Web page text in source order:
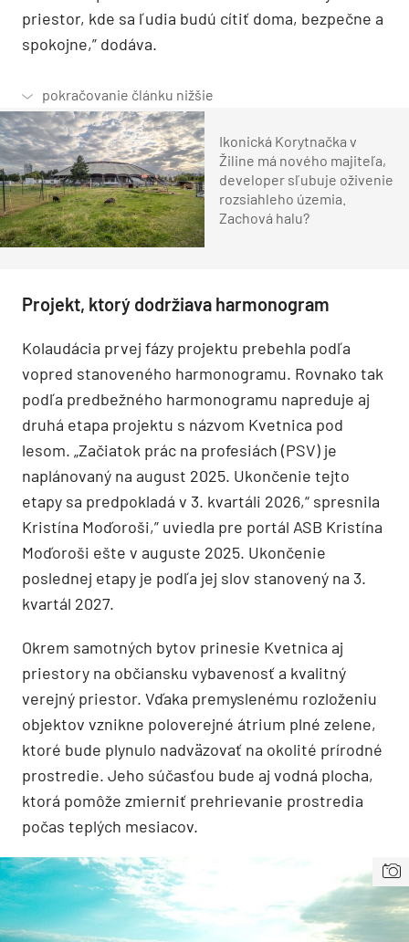
priestor, kde sa ľudia budú cítiť doma, bezpečne a
spokojne,” dodáva.
Ikonická Korytnačka v
Žiline má nového majiteľa,
developer sľubuje oživenie
rozsiahleho územia.
Zachová halu?
Projekt, ktorý dodržiava harmonogram
Kolaudácia prvej fázy projektu prebehla podľa
vopred stanoveného harmonogramu. Rovnako tak
podľa predbežného harmonogramu napreduje aj
druhá etapa projektu s názvom Kvetnica pod
lesom. „Začiatok prác na profesiách (PSV) je
naplánovaný na august 2025. Ukončenie tejto
etapy sa predpokladá v 3. kvartáli 2026,“ spresnila
Kristína Moďoroši,” uviedla pre portál ASB Kristína
Moďoroši ešte v auguste 2025. Ukončenie
poslednej etapy je podľa jej slov stanovený na 3.
kvartál 2027.
Okrem samotných bytov prinesie Kvetnica aj
priestory na občiansku vybavenosť a kvalitný
verejný priestor. Vďaka premyslenému rozloženiu
objektov vznikne poloverejné átrium plné zelene,
ktoré bude plynulo nadväzovať na okolité prírodné
prostredie. Jeho súčasťou bude aj vodná plocha,
ktorá pomôže zmierniť prehrievanie prostredia
počas teplých mesiacov.